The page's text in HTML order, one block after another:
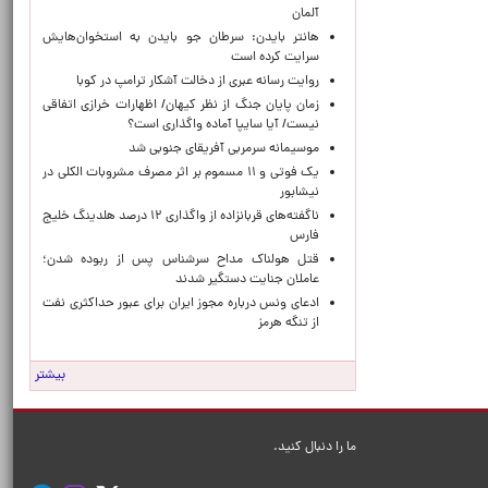
آلمان
هانتر بایدن: سرطان جو بایدن به استخوان‌هایش
سرایت کرده است
روایت رسانه عبری از دخالت آشکار ترامپ در کوبا
زمان پایان جنگ از نظر کیهان/ اظهارات خرازی اتفاقی
نیست/ آیا سایپا آماده واگذاری است؟
موسیمانه سرمربی آفریقای جنوبی شد
یک فوتی و ۱۱ مسموم بر اثر مصرف مشروبات الکلی در
نیشابور
ناگفته‌های قربانزاده از واگذاری ۱۲ درصد هلدینگ خلیج
فارس
قتل هولناک مداح سرشناس پس از ربوده شدن؛
عاملان جنایت دستگیر شدند
ادعای ونس درباره مجوز ایران برای عبور حداکثری نفت
از تنگه هرمز
بیشتر
ما را دنبال کنید.